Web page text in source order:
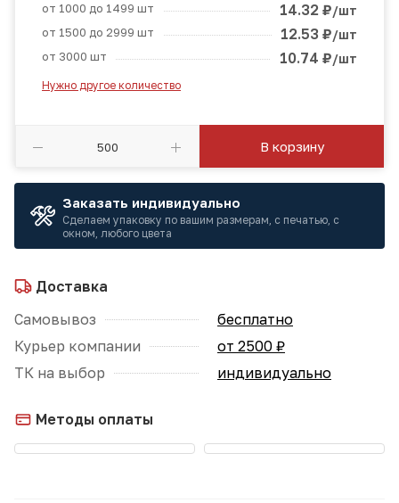
от 1000 до 1499 шт 14.32 ₽/шт
от 1500 до 2999 шт 12.53 ₽/шт
от 3000 шт 10.74 ₽/шт
Нужно другое количество
В корзину
Заказать индивидуально
Сделаем упаковку по вашим размерам, с печатью, с
окном, любого цвета
Доставка
Самовывоз
бесплатно
Курьер компании
от 2500 ₽
ТК на выбор
индивидуально
Методы оплаты